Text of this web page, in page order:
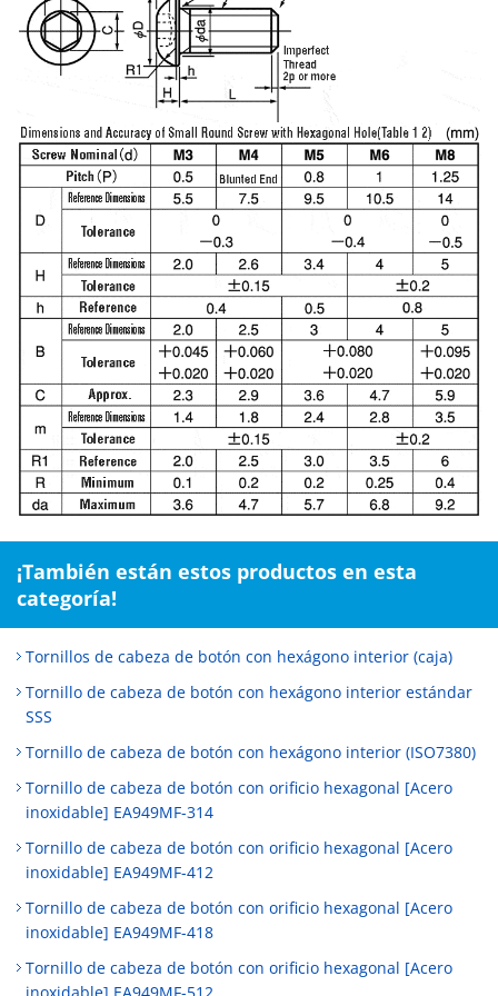
¡También están estos productos en esta
categoría!
Tornillos de cabeza de botón con hexágono interior (caja)
Tornillo de cabeza de botón con hexágono interior estándar
SSS
Tornillo de cabeza de botón con hexágono interior (ISO7380)
Tornillo de cabeza de botón con orificio hexagonal [Acero
inoxidable] EA949MF-314
Tornillo de cabeza de botón con orificio hexagonal [Acero
inoxidable] EA949MF-412
Tornillo de cabeza de botón con orificio hexagonal [Acero
inoxidable] EA949MF-418
Tornillo de cabeza de botón con orificio hexagonal [Acero